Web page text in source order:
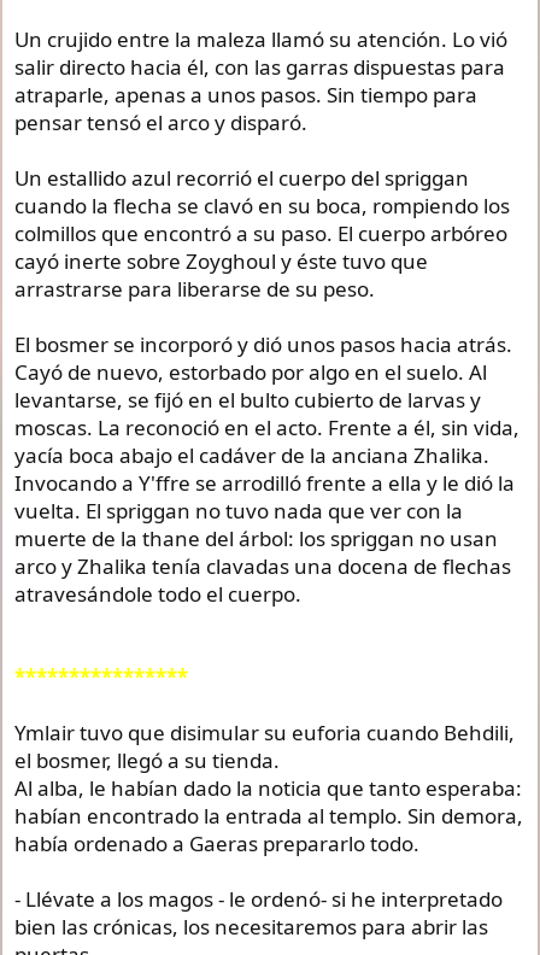
Un crujido entre la maleza llamó su atención. Lo vió
salir directo hacia él, con las garras dispuestas para
atraparle, apenas a unos pasos. Sin tiempo para
pensar tensó el arco y disparó.
Un estallido azul recorrió el cuerpo del spriggan
cuando la flecha se clavó en su boca, rompiendo los
colmillos que encontró a su paso. El cuerpo arbóreo
cayó inerte sobre Zoyghoul y éste tuvo que
arrastrarse para liberarse de su peso.
El bosmer se incorporó y dió unos pasos hacia atrás.
Cayó de nuevo, estorbado por algo en el suelo. Al
levantarse, se fijó en el bulto cubierto de larvas y
moscas. La reconoció en el acto. Frente a él, sin vida,
yacía boca abajo el cadáver de la anciana Zhalika.
Invocando a Y'ffre se arrodilló frente a ella y le dió la
vuelta. El spriggan no tuvo nada que ver con la
muerte de la thane del árbol: los spriggan no usan
arco y Zhalika tenía clavadas una docena de flechas
atravesándole todo el cuerpo.
****************
Ymlair tuvo que disimular su euforia cuando Behdili,
el bosmer, llegó a su tienda.
Al alba, le habían dado la noticia que tanto esperaba:
habían encontrado la entrada al templo. Sin demora,
había ordenado a Gaeras prepararlo todo.
- Llévate a los magos - le ordenó- si he interpretado
bien las crónicas, los necesitaremos para abrir las